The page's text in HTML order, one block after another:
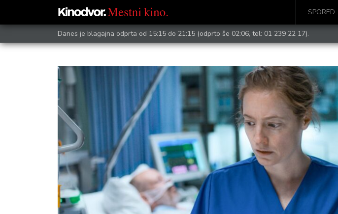
SPORED
Danes je blagajna odprta od 15:15 do 21:15 (odprto še 02:06, tel: 01 239 22 17).